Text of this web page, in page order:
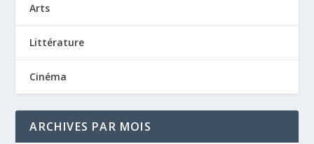
Arts
Littérature
Cinéma
ARCHIVES PAR MOIS